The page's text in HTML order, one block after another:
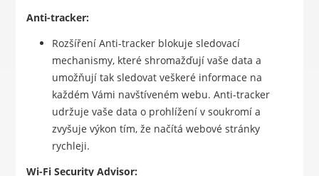
Anti-tracker:
Rozšíření Anti-tracker blokuje sledovací
mechanismy, které shromažďují vaše data a
umožňují tak sledovat veškeré informace na
každém Vámi navštíveném webu. Anti-tracker
udržuje vaše data o prohlížení v soukromí a
zvyšuje výkon tím, že načítá webové stránky
rychleji.
Wi-Fi Security Advisor: